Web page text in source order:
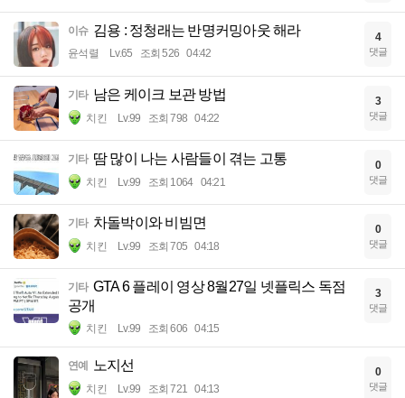
이슈 김용 : 정청래는 반명커밍아웃 해라
윤석렬 Lv.65 조회 526 04:42
4
댓글
기타 남은 케이크 보관 방법
치킨 Lv.99 조회 798 04:22
3
댓글
기타 땀 많이 나는 사람들이 겪는 고통
치킨 Lv.99 조회 1064 04:21
0
댓글
기타 차돌박이와 비빔면
치킨 Lv.99 조회 705 04:18
0
댓글
기타 GTA 6 플레이 영상 8월27일 넷플릭스 독점
공개
치킨 Lv.99 조회 606 04:15
3
댓글
연예 노지선
치킨 Lv.99 조회 721 04:13
0
댓글